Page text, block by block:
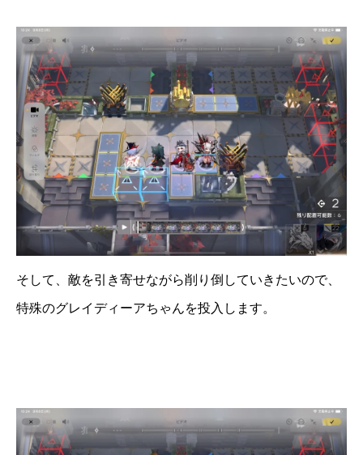
そして、敵を引き寄せながら削り倒していきたいので、
特殊のグレイディーアちゃんを投入します。